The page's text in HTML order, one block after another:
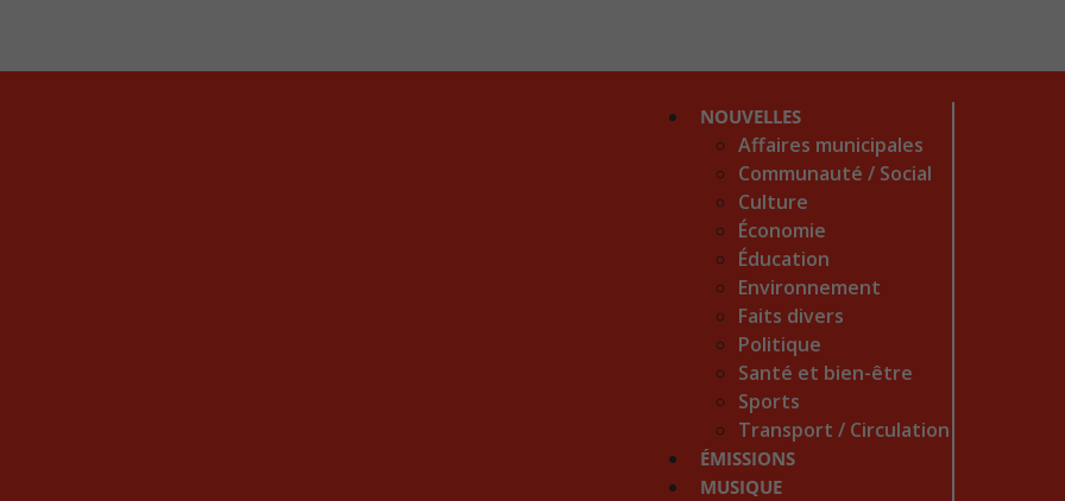
NOUVELLES
Affaires municipales
Communauté / Social
Culture
Économie
Éducation
Environnement
Faits divers
Politique
Santé et bien-être
Sports
Transport / Circulation
ÉMISSIONS
MUSIQUE